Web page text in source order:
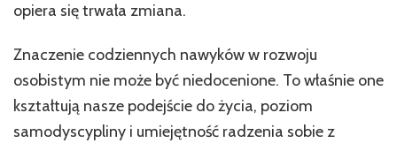
opiera się trwała zmiana.
Znaczenie codziennych nawyków w rozwoju
osobistym nie może być niedocenione. To właśnie one
kształtują nasze podejście do życia, poziom
samodyscypliny i umiejętność radzenia sobie z